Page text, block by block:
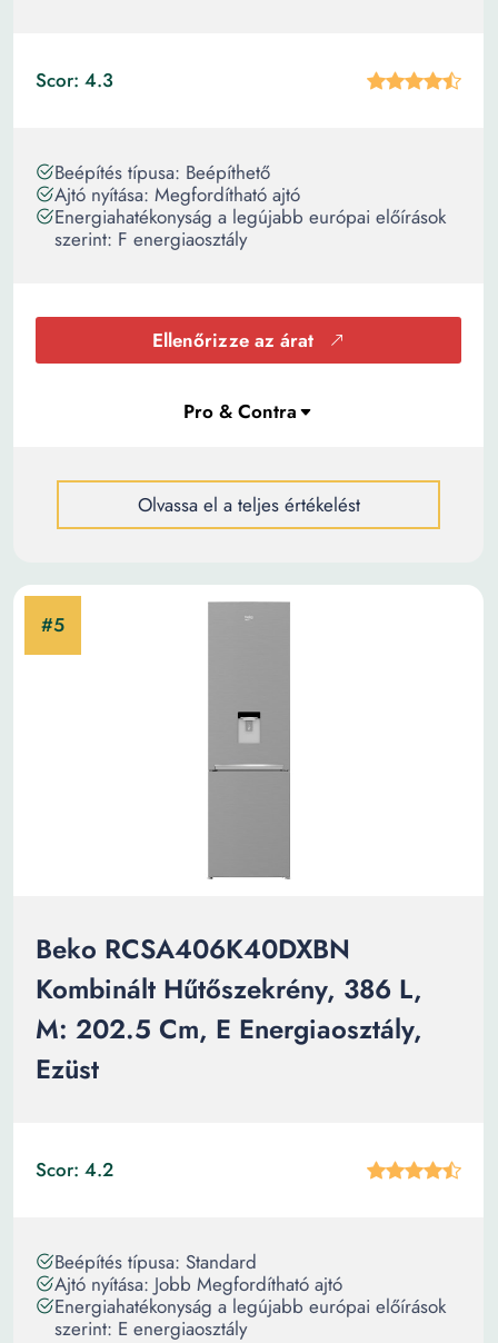
Scor: 4.3
Beépítés típusa: Beépíthető
Ajtó nyítása: Megfordítható ajtó
Energiahatékonyság a legújabb európai előírások
szerint: F energiaosztály
Ellenőrizze az árat
Olvassa el a teljes értékelést
Beko RCSA406K40DXBN
Kombinált Hűtőszekrény, 386 L,
M: 202.5 Cm, E Energiaosztály,
Ezüst
Scor: 4.2
Beépítés típusa: Standard
Ajtó nyítása: Jobb Megfordítható ajtó
Energiahatékonyság a legújabb európai előírások
szerint: E energiaosztály